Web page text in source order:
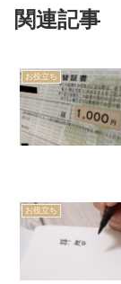
関連記事
お役立ち
お役立ち